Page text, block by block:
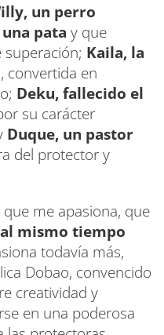
un perro
pata y que
superación; Kaila, la
, convertida en
Deku, fallecido el
su carácter
Duque, un pastor
del protector y
me apasiona, que
mismo tiempo
todavía más,
Dobao, convencido
creatividad y
en una poderosa